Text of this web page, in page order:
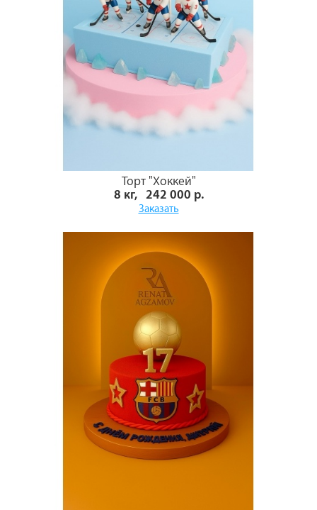
Торт "Хоккей"
8 кг, 242 000 р.
Заказать